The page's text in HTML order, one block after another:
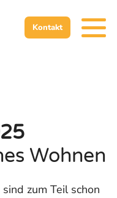
Kontakt
Wohnen
zum Teil schon